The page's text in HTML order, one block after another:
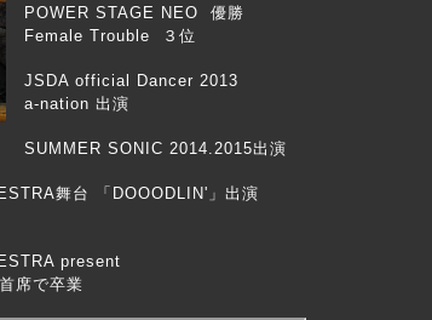
POWER STAGE NEO 優勝
Female Trouble ３位
JSDA official Dancer 2013
a-nation 出演
SUMMER SONIC 2014.2015出演
舞台 「DOOODLIN'」出演
present
席で卒業